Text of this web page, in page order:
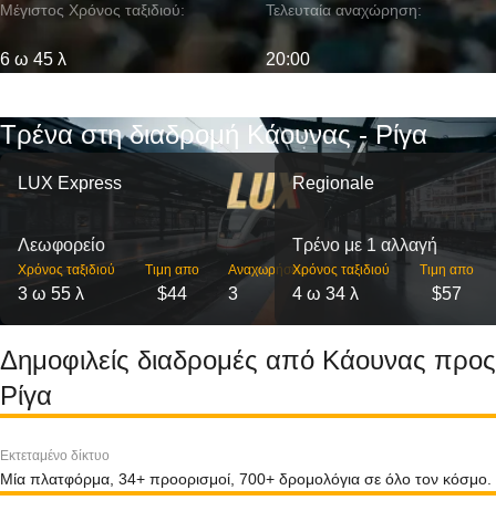
Μέγιστος Χρόνος ταξιδιού:
6 ω 45 λ
Τελευταία αναχώρηση:
20:00
Τρένα στη διαδρομή Κάουνας - Ρίγα
LUX Express
Λεωφορείο
Χρόνος ταξιδιού
3 ω 55 λ
Τιμη απο
$44
Αναχωρήσεις
3
Regionale
Τρένο με 1 αλλαγή
Χρόνος ταξιδιού
4 ω 34 λ
Τιμη απο
$57
Δημοφιλείς διαδρομές από Κάουνας προς
Ρίγα
Εκτεταμένο δίκτυο
Μία πλατφόρμα, 34+ προορισμοί, 700+ δρομολόγια σε όλο τον κόσμο.